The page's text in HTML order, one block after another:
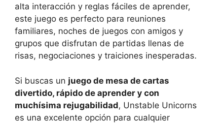
alta interacción y reglas fáciles de aprender,
este juego es perfecto para reuniones
familiares, noches de juegos con amigos y
grupos que disfrutan de partidas llenas de
risas, negociaciones y traiciones inesperadas.
Si buscas un juego de mesa de cartas
divertido, rápido de aprender y con
muchísima rejugabilidad, Unstable Unicorns
es una excelente opción para cualquier